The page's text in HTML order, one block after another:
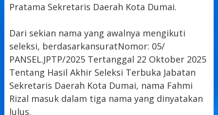
Pratama Sekretaris Daerah Kota Dumai.
Dari sekian nama yang awalnya mengikuti
seleksi, berdasarkansuratNomor: 05/
PANSEL.JPTP/2025 Tertanggal 22 Oktober 2025
Tentang Hasil Akhir Seleksi Terbuka Jabatan
Sekretaris Daerah Kota Dumai, nama Fahmi
Rizal masuk dalam tiga nama yang dinyatakan
lulus.